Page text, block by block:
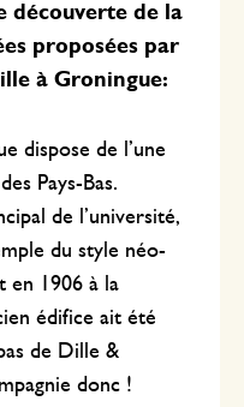
découverte de la
proposées par
à Groningue:
dispose de l’une
Pays-Bas.
de l’université,
du style néo-
en 1906 à la
édifice ait été
de Dille &
donc !